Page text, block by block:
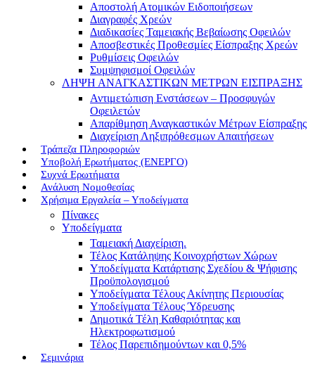
Αποστολή Ατομικών Ειδοποιήσεων
Διαγραφές Χρεών
Διαδικασίες Ταμειακής Βεβαίωσης Οφειλών
Αποσβεστικές Προθεσμίες Είσπραξης Χρεών
Ρυθμίσεις Οφειλών
Συμψηφισμοί Οφειλών
ΛΗΨΗ ΑΝΑΓΚΑΣΤΙΚΩΝ ΜΕΤΡΩΝ ΕΙΣΠΡΑΞΗΣ
Αντιμετώπιση Ενστάσεων – Προσφυγών
Οφειλετών
Απαρίθμηση Αναγκαστικών Μέτρων Είσπραξης
Διαχείριση Ληξιπρόθεσμων Απαιτήσεων
Τράπεζα Πληροφοριών
Υποβολή Ερωτήματος (ΕΝΕΡΓΟ)
Συχνά Ερωτήματα
Ανάλυση Νομοθεσίας
Χρήσιμα Εργαλεία – Υποδείγματα
Πίνακες
Υποδείγματα
Ταμειακή Διαχείριση.
Τέλος Κατάληψης Κοινοχρήστων Χώρων
Υποδείγματα Κατάρτισης Σχεδίου & Ψήφισης
Προϋπολογισμού
Υποδείγματα Τέλους Ακίνητης Περιουσίας
Υποδείγματα Τέλους Ύδρευσης
Δημοτικά Τέλη Καθαριότητας και
Ηλεκτροφωτισμού
Τέλος Παρεπιδημούντων και 0,5%
Σεμινάρια